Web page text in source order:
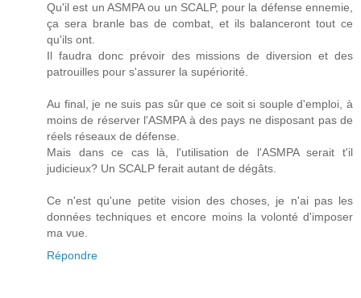
Qu'il est un ASMPA ou un SCALP, pour la défense ennemie,
ça sera branle bas de combat, et ils balanceront tout ce
qu'ils ont.
Il faudra donc prévoir des missions de diversion et des
patrouilles pour s'assurer la supériorité.
Au final, je ne suis pas sûr que ce soit si souple d'emploi, à
moins de réserver l'ASMPA à des pays ne disposant pas de
réels réseaux de défense.
Mais dans ce cas là, l'utilisation de l'ASMPA serait t'il
judicieux? Un SCALP ferait autant de dégâts.
Ce n'est qu'une petite vision des choses, je n'ai pas les
données techniques et encore moins la volonté d'imposer
ma vue.
Répondre